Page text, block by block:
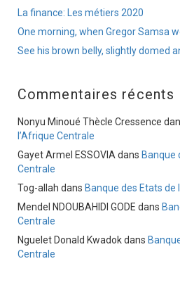
La finance: Les métiers 2020
One morning, when Gregor Samsa
See his brown belly, slightly domed
Commentaires récents
Nonyu Minoué Thècle Cressence
l’Afrique Centrale
Gayet Armel ESSOVIA dans Banque
Centrale
Tog-allah dans Banque des Etats de
Mendel NDOUBAHIDI GODE dans
Centrale
Nguelet Donald Kwadokdans
Centrale